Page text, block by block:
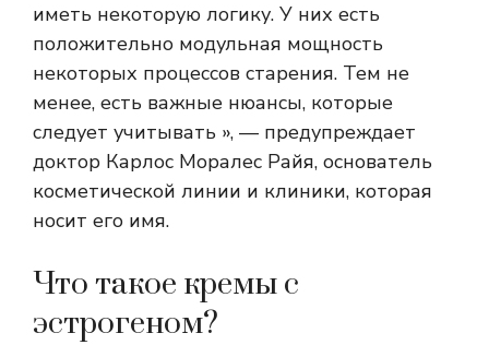
иметь некоторую логику. У них есть
положительно модульная мощность
некоторых процессов старения. Тем не
менее, есть важные нюансы, которые
следует учитывать », — предупреждает
доктор Карлос Моралес Райя, основатель
косметической линии и клиники, которая
носит его имя.
Что такое кремы с
эстрогеном?